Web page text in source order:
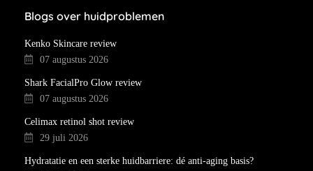
Blogs over huidproblemen
Kenko Skincare review
07 augustus 2026
Shark FacialPro Glow review
07 augustus 2026
Celimax retinol shot review
29 juli 2026
Hydratatie en een sterke huidbarriere: dé anti-aging basis?